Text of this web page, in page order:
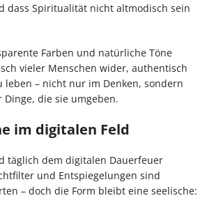
dass Spiritualität nicht altmodisch sein
Farben und natürliche Töne
vieler Menschen wider, authentisch
leben – nicht nur im Denken, sondern
die sie umgeben.
im digitalen Feld
täglich dem digitalen Dauerfeuer
und Entspiegelungen sind
– doch die Form bleibt eine seelische: